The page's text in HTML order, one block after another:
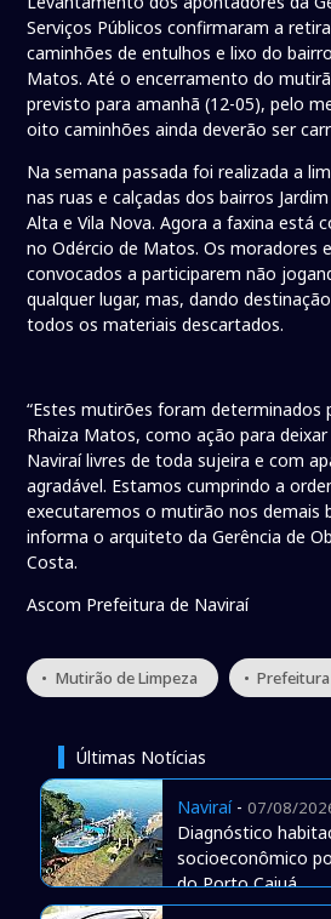
Serviços Públicos confirmaram a
caminhões de entulhos e lixo do
Matos. Até o encerramento do
previsto para amanhã (12-05), pelo
oito caminhões ainda deverão ser
Na semana passada foi realizada a
nas ruas e calçadas dos bairros
Alta e Vila Nova. Agora a faxina está
no Odércio de Matos. Os moradores
convocados a participarem não
qualquer lugar, mas, dando
todos os materiais descartados.
“Estes mutirões foram determinados
Rhaiza Matos, como ação para
Naviraí livres de toda sujeira e com
agradável. Estamos cumprindo a
executaremos o mutirão nos demais
informa o arquiteto da Gerência de
Costa.
Ascom Prefeitura de Naviraí
• Mutirão de Limpeza • Prefeitura
Últimas Notícias
Naviraí- 07/08/
Diagnóstico
socioeconômico
do Porto Caiuá